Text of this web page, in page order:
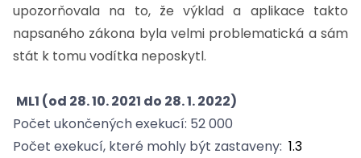
upozorňovala na to, že výklad a aplikace takto
napsaného zákona byla velmi problematická a sám
stát k tomu vodítka neposkytl.
ML1 (od 28. 10. 2021 do 28. 1. 2022)
Počet ukončených exekucí: 52 000
Počet exekucí, které mohly být zastaveny: 1.3